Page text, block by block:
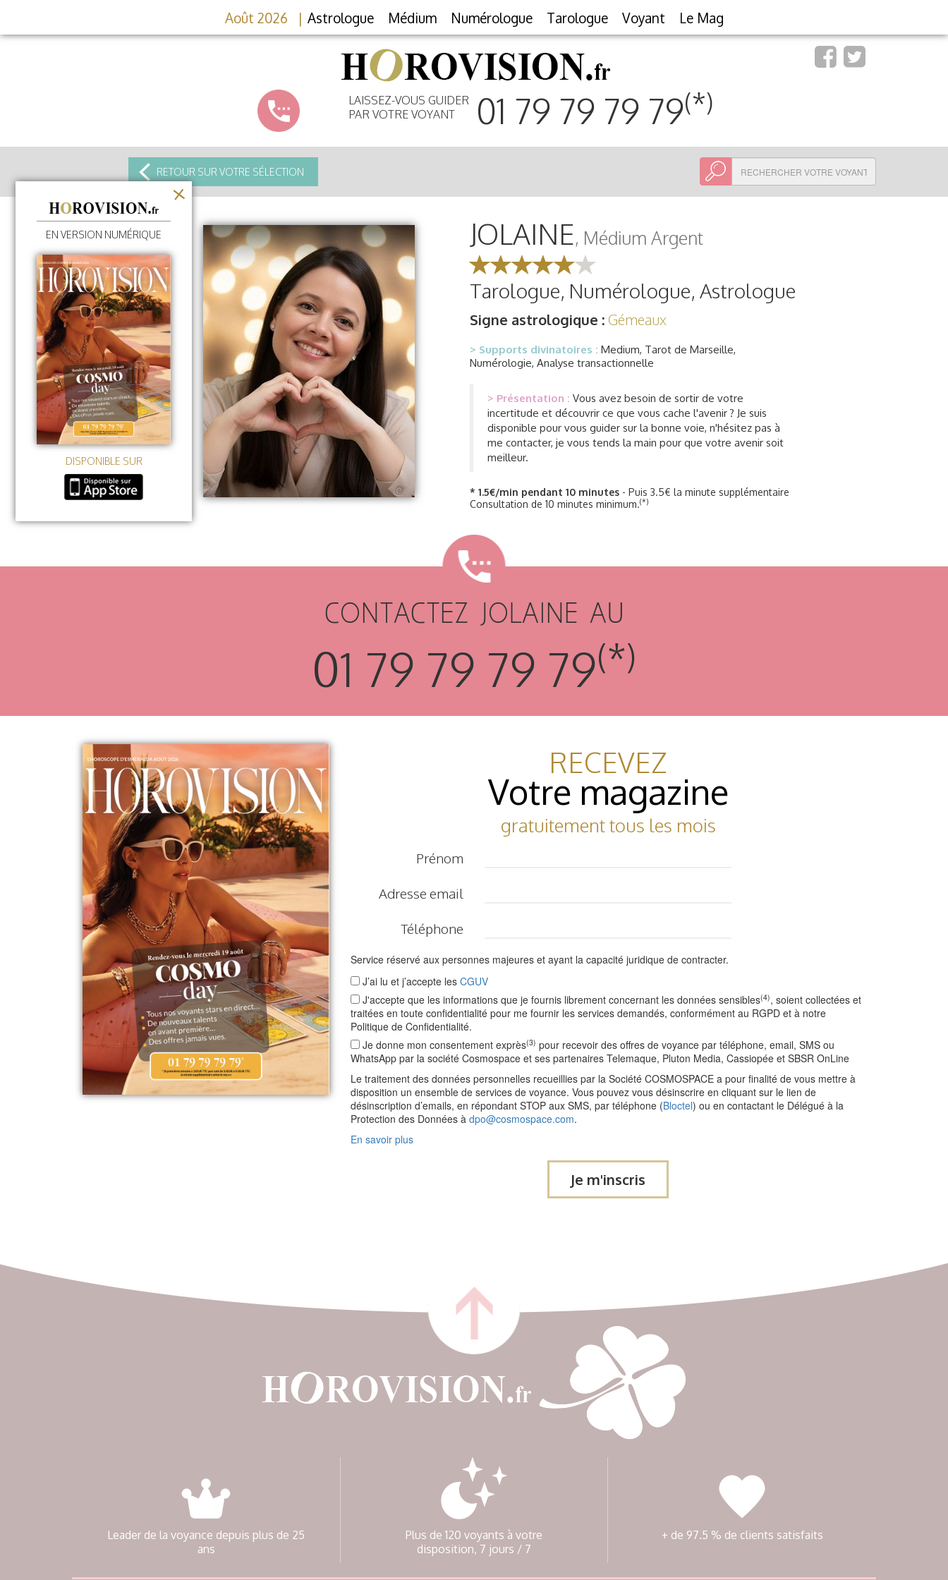
EN VERSION NUMÉRIQUE
DISPONIBLE SUR
Août 2026 Astrologue Médium Numérologue Tarologue Voyant Le Mag
LAISSEZ-VOUS GUIDER
PAR VOTRE VOYANT
01 79 79 79 79(*)
RETOUR SUR VOTRE SÉLECTION
JOLAINE, Médium Argent
Tarologue, Numérologue, Astrologue
Signe astrologique :Gémeaux
> Supports divinatoires : Medium, Tarot de Marseille,
Numérologie, Analyse transactionnelle
> Présentation : Vous avez besoin de sortir de votre
incertitude et découvrir ce que vous cache l'avenir ? Je suis
disponible pour vous guider sur la bonne voie, n'hésitez pas à
me contacter, je vous tends la main pour que votre avenir soit
meilleur.
* 1.5€/min pendant 10 minutes - Puis 3.5€ la minute supplémentaire
Consultation de 10 minutes minimum.(*)
CONTACTEZ JOLAINE AU
01 79 79 79 79(*)
RECEVEZ
Votre magazine
gratuitement tous les mois
Prénom
Adresse email
Téléphone
Service réservé aux personnes majeures et ayant la capacité juridique de contracter.
J’ai lu et j’accepte les CGUV
J'accepte que les informations que je fournis librement concernant les données sensibles(4), soient collectées et
traitées en toute confidentialité pour me fournir les services demandés, conformément au RGPD et à notre
Politique de Confidentialité.
Je donne mon consentement exprès(3) pour recevoir des offres de voyance par téléphone, email, SMS ou
WhatsApp par la société Cosmospace et ses partenaires Telemaque, Pluton Media, Cassiopée et SBSR OnLine
Le traitement des données personnelles recueillies par la Société COSMOSPACE a pour finalité de vous mettre à
disposition un ensemble de services de voyance. Vous pouvez vous désinscrire en cliquant sur le lien de
désinscription d’emails, en répondant STOP aux SMS, par téléphone (Bloctel) ou en contactant le Délégué à la
Protection des Données à dpo@cosmospace.com.
En savoir plus
Je m'inscris
Leader de la voyance depuis plus de 25
ans
Plus de 120 voyants à votre
disposition, 7 jours / 7
+ de 97.5 % de clients satisfaits